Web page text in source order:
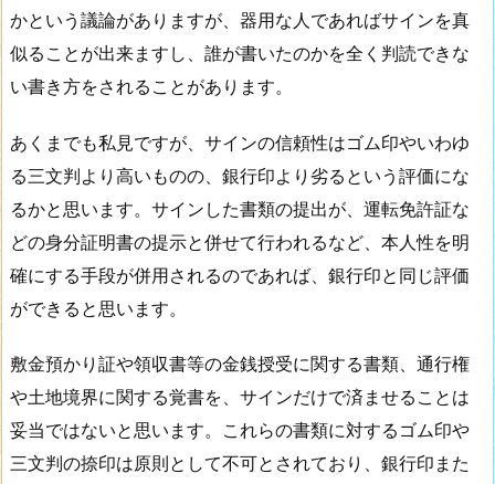
かという議論がありますが、器用な人であればサインを真
似ることが出来ますし、誰が書いたのかを全く判読できな
い書き方をされることがあります。
あくまでも私見ですが、サインの信頼性はゴム印やいわゆ
る三文判より高いものの、銀行印より劣るという評価にな
るかと思います。サインした書類の提出が、運転免許証な
どの身分証明書の提示と併せて行われるなど、本人性を明
確にする手段が併用されるのであれば、銀行印と同じ評価
ができると思います。
敷金預かり証や領収書等の金銭授受に関する書類、通行権
や土地境界に関する覚書を、サインだけで済ませることは
妥当ではないと思います。これらの書類に対するゴム印や
三文判の捺印は原則として不可とされており、銀行印また